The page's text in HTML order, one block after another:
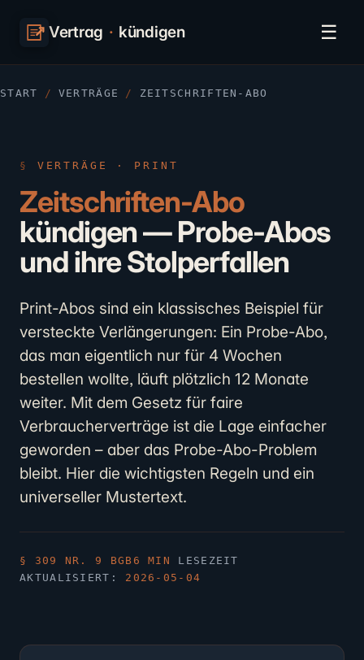
Vertrag · kündigen ☰
START / VERTRÄGE / ZEITSCHRIFTEN-ABO
VERTRÄGE · PRINT
Zeitschriften-Abo
kündigen — Probe-Abos
und ihre Stolperfallen
Print-Abos sind ein klassisches Beispiel für
versteckte Verlängerungen: Ein Probe-Abo,
das man eigentlich nur für 4 Wochen
bestellen wollte, läuft plötzlich 12 Monate
weiter. Mit dem Gesetz für faire
Verbraucherverträge ist die Lage einfacher
geworden – aber das Probe-Abo-Problem
bleibt. Hier die wichtigsten Regeln und ein
universeller Mustertext.
§ 309 NR. 9 BGB6 MIN
LESEZEIT
AKTUALISIERT: 2026-05-04